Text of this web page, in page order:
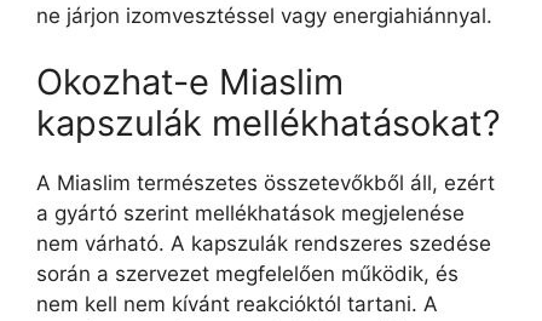
ne járjon izomvesztéssel vagy energiahiánnyal.
Okozhat-e Miaslim
kapszulák mellékhatásokat?
A Miaslim természetes összetevőkből áll, ezért
a gyártó szerint mellékhatások megjelenése
nem várható. A kapszulák rendszeres szedése
során a szervezet megfelelően működik, és
nem kell nem kívánt reakcióktól tartani. A